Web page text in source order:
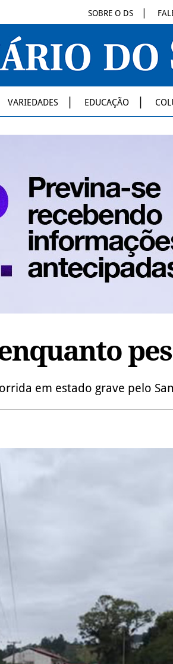
SOBRE O DS
VARIEDADES EDUCAÇÃO
em estado grave pelo